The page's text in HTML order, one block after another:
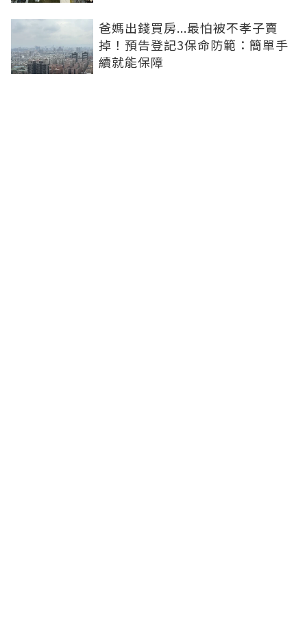
爸媽出錢買房...最怕被不孝子賣
掉！預告登記3保命防範：簡單手
續就能保障